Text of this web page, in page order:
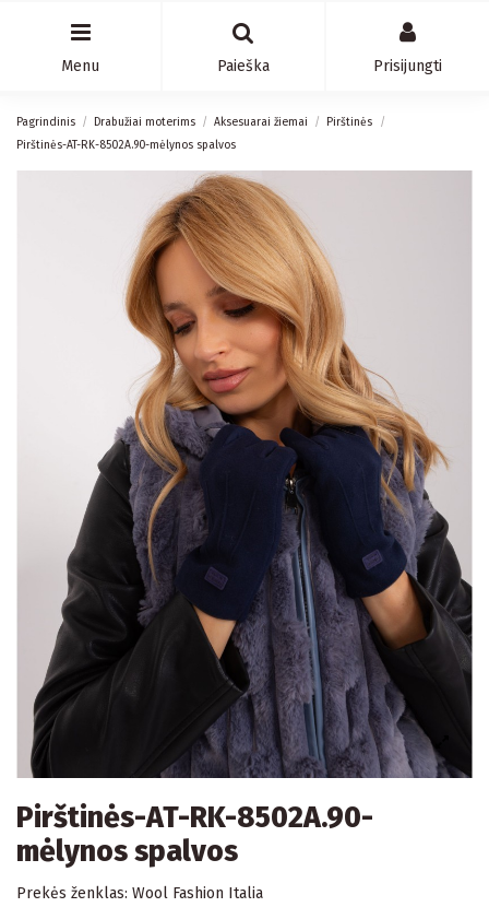
Menu Paieška Prisijungti
Pagrindinis Drabužiai moterims Aksesuarai žiemai
Pirštinės
Pirštinės-AT-RK-8502A.90-mėlynos spalvos
Pirštinės-AT-RK-8502A.90-
mėlynos spalvos
Prekės ženklas: Wool Fashion Italia